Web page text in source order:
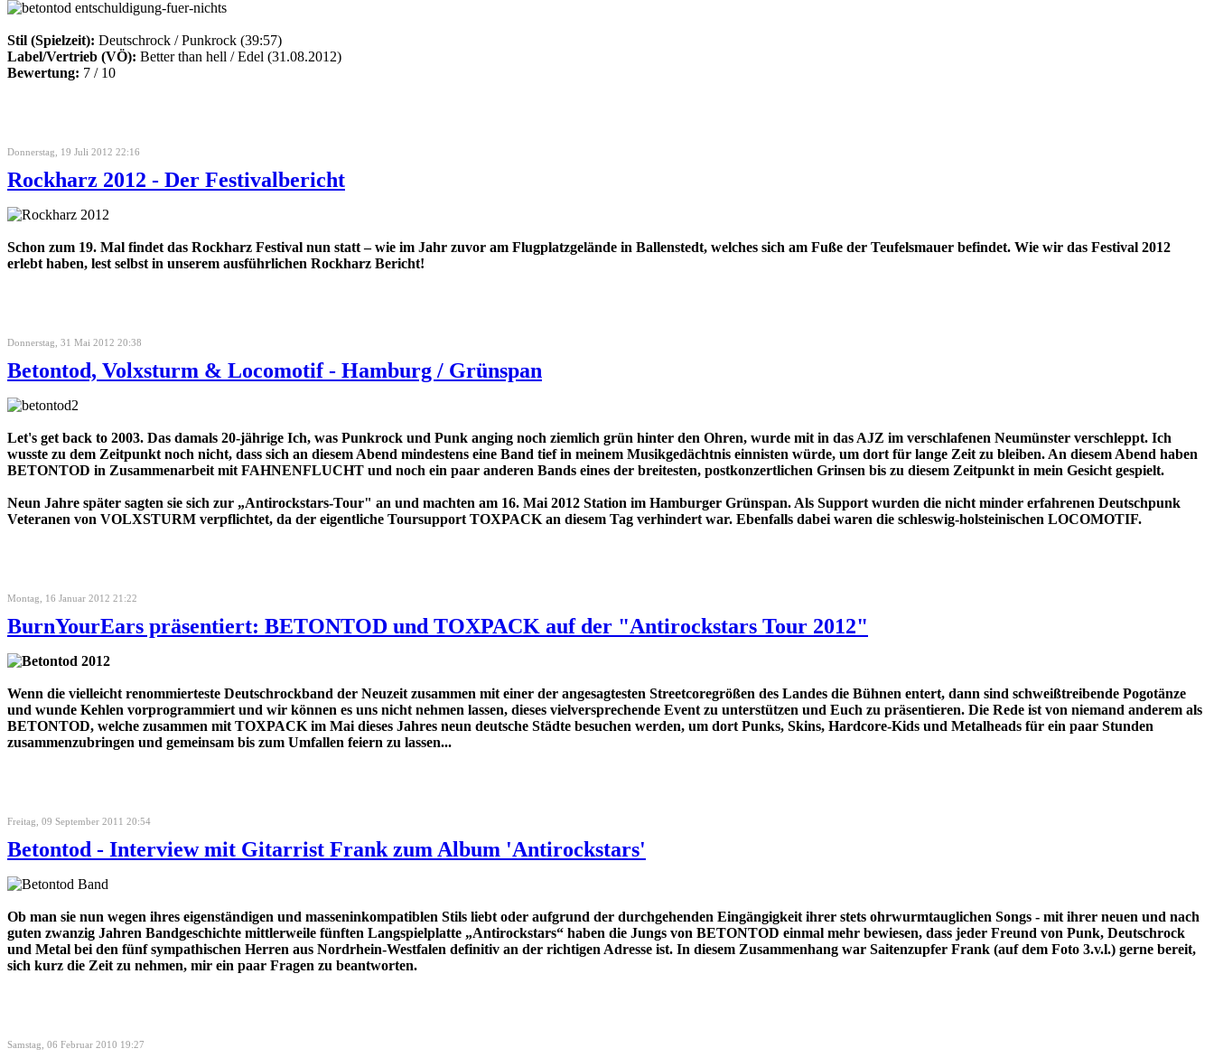
Stil (Spielzeit): Deutschrock / Punkrock (39:57)
Label/Vertrieb (VÖ): Better than hell / Edel (31.08.2012)
Bewertung: 7 / 10
Donnerstag, 19 Juli 2012 22:16
Rockharz 2012 - Der Festivalbericht
Schon zum 19. Mal findet das Rockharz Festival nun statt – wie im Jahr zuvor am Flugplatzgelände in Ballenstedt, welches sich am Fuße der Teufelsmauer befindet. Wie wir das Festival 2012
erlebt haben, lest selbst in unserem ausführlichen Rockharz Bericht!
Donnerstag, 31 Mai 2012 20:38
Betontod, Volxsturm & Locomotif - Hamburg / Grünspan
Let's get back to 2003. Das damals 20-jährige Ich, was Punkrock und Punk anging noch ziemlich grün hinter den Ohren, wurde mit in das AJZ im verschlafenen Neumünster verschleppt. Ich
wusste zu dem Zeitpunkt noch nicht, dass sich an diesem Abend mindestens eine Band tief in meinem Musikgedächtnis einnisten würde, um dort für lange Zeit zu bleiben. An diesem Abend haben
BETONTOD in Zusammenarbeit mit FAHNENFLUCHT und noch ein paar anderen Bands eines der breitesten, postkonzertlichen Grinsen bis zu diesem Zeitpunkt in mein Gesicht gespielt.
Neun Jahre später sagten sie sich zur „Antirockstars-Tour" an und machten am 16. Mai 2012 Station im Hamburger Grünspan. Als Support wurden die nicht minder erfahrenen Deutschpunk
Veteranen von VOLXSTURM verpflichtet, da der eigentliche Toursupport TOXPACK an diesem Tag verhindert war. Ebenfalls dabei waren die schleswig-holsteinischen LOCOMOTIF.
Montag, 16 Januar 2012 21:22
BurnYourEars präsentiert: BETONTOD und TOXPACK auf der "Antirockstars Tour 2012"
Wenn die vielleicht renommierteste Deutschrockband der Neuzeit zusammen mit einer der angesagtesten Streetcoregrößen des Landes die Bühnen entert, dann sind schweißtreibende Pogotänze
und wunde Kehlen vorprogrammiert und wir können es uns nicht nehmen lassen, dieses vielversprechende Event zu unterstützen und Euch zu präsentieren. Die Rede ist von niemand anderem als
BETONTOD, welche zusammen mit TOXPACK im Mai dieses Jahres neun deutsche Städte besuchen werden, um dort Punks, Skins, Hardcore-Kids und Metalheads für ein paar Stunden
zusammenzubringen und gemeinsam bis zum Umfallen feiern zu lassen...
Freitag, 09 September 2011 20:54
Betontod - Interview mit Gitarrist Frank zum Album 'Antirockstars'
Ob man sie nun wegen ihres eigenständigen und masseninkompatiblen Stils liebt oder aufgrund der durchgehenden Eingängigkeit ihrer stets ohrwurmtauglichen Songs - mit ihrer neuen und nach
guten zwanzig Jahren Bandgeschichte mittlerweile fünften Langspielplatte „Antirockstars“ haben die Jungs von BETONTOD einmal mehr bewiesen, dass jeder Freund von Punk, Deutschrock
und Metal bei den fünf sympathischen Herren aus Nordrhein-Westfalen definitiv an der richtigen Adresse ist. In diesem Zusammenhang war Saitenzupfer Frank (auf dem Foto 3.v.l.) gerne bereit,
sich kurz die Zeit zu nehmen, mir ein paar Fragen zu beantworten.
Samstag, 06 Februar 2010 19:27